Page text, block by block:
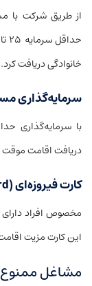
خانوادگی دریافت کرد.
سرمایه‌گذاری
دریافت اقامت
کارت فیروزه‌ای (Turquoise Card):
مخصوص افراد دارای
این کارت مزیت
مشاغل ممنوع